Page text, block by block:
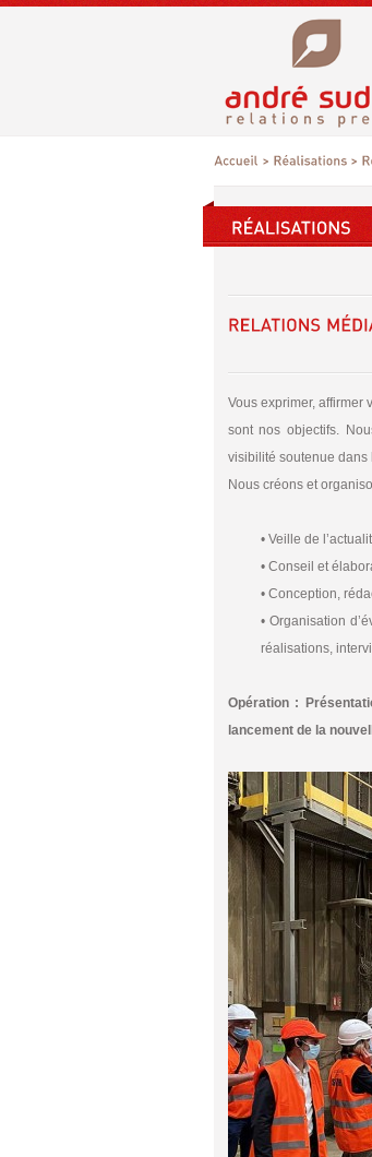
Vous exprimer, affirmer
sont nos objectifs.
visibilité soutenue dans
Nous créons et
• Veille de
• Conseil et
• Conception,
• Organisation
réalisations,
Opération :
lancement de la